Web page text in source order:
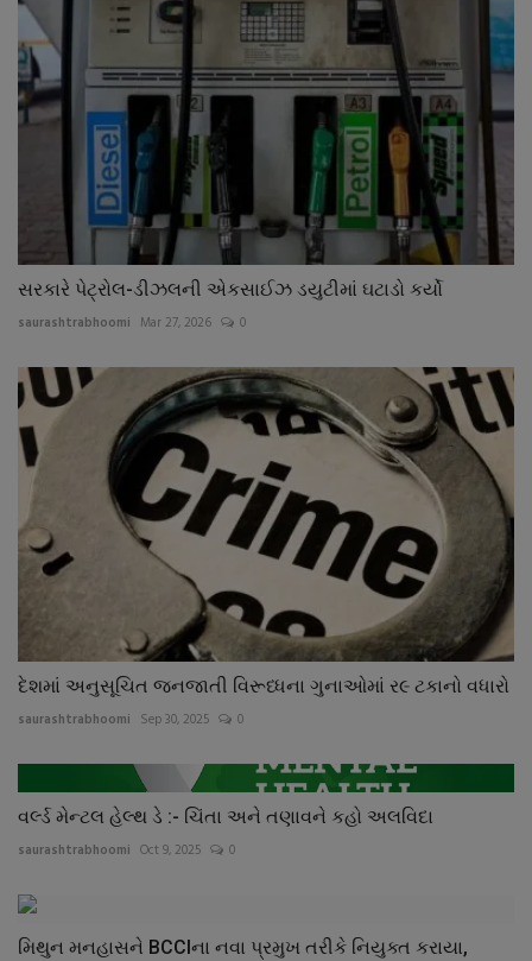
સરકારે પેટ્રોલ-ડીઝલની એકસાઈઝ ડયુટીમાં ઘટાડો કર્યો
saurashtrabhoomi Mar 27, 2026 0
દેશમાં અનુસૂચિત જનજાતી વિરૂધ્ધના ગુનાઓમાં ર૯ ટકાનો વધારો
saurashtrabhoomi Sep 30, 2025 0
વર્લ્ડ મેન્ટલ હેલ્થ ડે :- ચિંતા અને તણાવને કહો અલવિદા
saurashtrabhoomi Oct 9, 2025 0
મિથુન મનહાસને BCCIના નવા પ્રમુખ તરીકે નિયુક્ત કરાયા,